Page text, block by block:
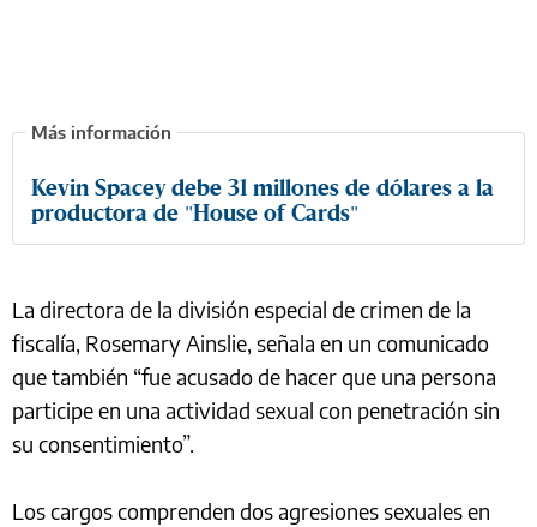
Kevin Spacey debe 31 millones de dólares a la
productora de "House of Cards"
La directora de la división especial de crimen de la
fiscalía, Rosemary Ainslie, señala en un comunicado
que también “fue acusado de hacer que una persona
participe en una actividad sexual con penetración sin
su consentimiento”.
Los cargos comprenden dos agresiones sexuales en